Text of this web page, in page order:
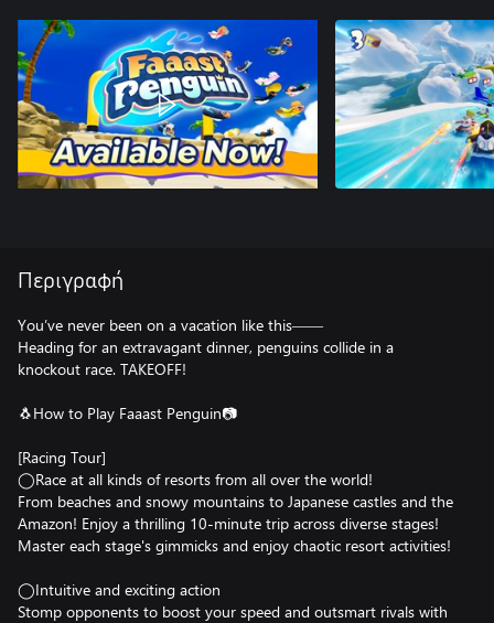
Περιγραφή
You’ve never been on a vacation like this――
Heading for an extravagant dinner, penguins collide in a
knockout race. TAKEOFF!
🐧How to Play Faaast Penguin📷️
[Racing Tour]
◯Race at all kinds of resorts from all over the world!
From beaches and snowy mountains to Japanese castles and the
Amazon! Enjoy a thrilling 10-minute trip across diverse stages!
Master each stage's gimmicks and enjoy chaotic resort activities!
◯Intuitive and exciting action
Stomp opponents to boost your speed and outsmart rivals with